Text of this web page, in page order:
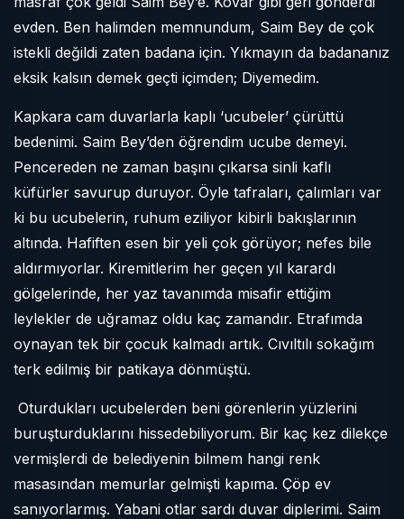
evden. Ben halimden memnundum, Saim Bey de çok
istekli değildi zaten badana için. Yıkmayın da badananız
eksik kalsın demek geçti içimden; Diyemedim.
Kapkara cam duvarlarla kaplı ‘ucubeler’ çürüttü
bedenimi. Saim Bey’den öğrendim ucube demeyi.
Pencereden ne zaman başını çıkarsa sinli kaflı
küfürler savurup duruyor. Öyle tafraları, çalımları var
ki bu ucubelerin, ruhum eziliyor kibirli bakışlarının
altında. Hafiften esen bir yeli çok görüyor; nefes bile
aldırmıyorlar. Kiremitlerim her geçen yıl karardı
gölgelerinde, her yaz tavanımda misafir ettiğim
leylekler de uğramaz oldu kaç zamandır. Etrafımda
oynayan tek bir çocuk kalmadı artık. Cıvıltılı sokağım
terk edilmiş bir patikaya dönmüştü.
Oturdukları ucubelerden beni görenlerin yüzlerini
buruşturduklarını hissedebiliyorum. Bir kaç kez dilekçe
vermişlerdi de belediyenin bilmem hangi renk
masasından memurlar gelmişti kapıma. Çöp ev
sanıyorlarmış. Yabani otlar sardı duvar diplerimi. Saim